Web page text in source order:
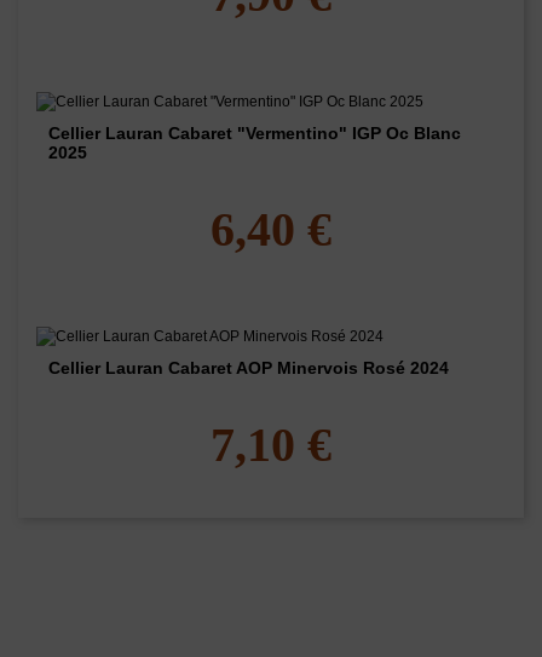
Cellier Lauran Cabaret "Vermentino" IGP Oc Blanc
2025
6,40 €
Cellier Lauran Cabaret AOP Minervois Rosé 2024
7,10 €